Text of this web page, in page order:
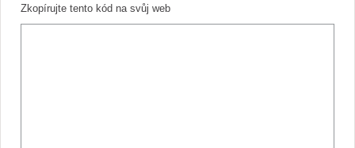
Zkopírujte tento kód na svůj web